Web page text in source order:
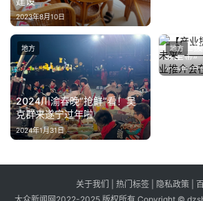
2023年8月10日
2024川渝春晚“抢鲜”看！吴
克群来遂宁过年啦
2024年1月31日
地方
【产业
动未来
流产业
2025年7月
地方
关于我们 热门标签 隐私政策